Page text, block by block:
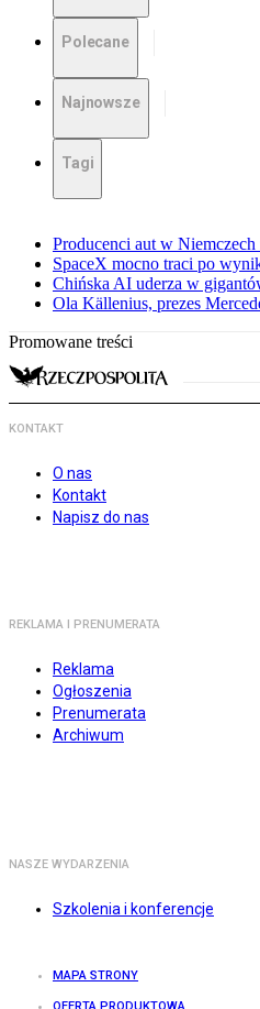
Polecane
Najnowsze
Tagi
Producenci aut w Niemczech
SpaceX mocno traci po
Chińska AI uderza w
Ola Källenius, prezes
Promowane treści
KONTAKT
O nas
Kontakt
Napisz do nas
REKLAMA I PRENUMERATA
Reklama
Ogłoszenia
Prenumerata
Archiwum
NASZE WYDARZENIA
Szkolenia i konferencje
MAPA STRONY